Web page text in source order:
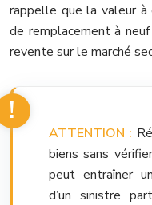
rappelle que la valeur à
de remplacement à
revente sur le marché
ATTENTION :
biens sans
peut entraîner
d’un sinistre